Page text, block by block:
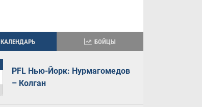
КАЛЕНДАРЬ БОЙЦЫ
PFL Нью-Йорк: Нурмагомедов
– Колган